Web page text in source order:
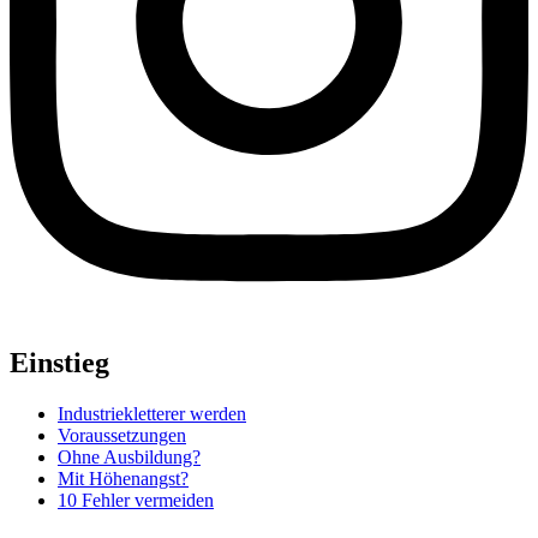
Einstieg
Industriekletterer werden
Voraussetzungen
Ohne Ausbildung?
Mit Höhenangst?
10 Fehler vermeiden